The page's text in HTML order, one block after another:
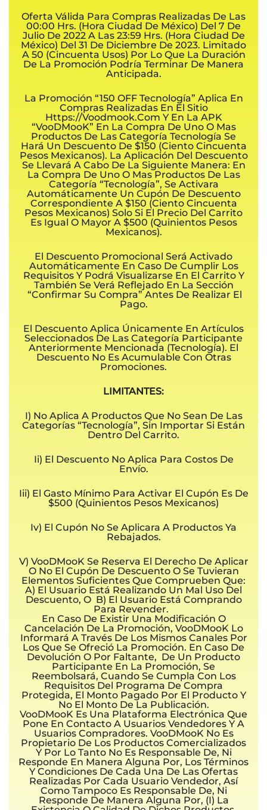
Oferta Válida Para Compras Realizadas De Las
00:00 Hrs. (hora Ciudad De México) Del 7 De
Julio De 2022 A Las 23:59 Hrs. (hora Ciudad De
México) Del 31 De Diciembre De 2023. Limitado
A 50 (Cincuenta Usos) Por Lo Que La Duración
De La Promoción Podría Terminar De Manera
Anticipada.
La Promoción “150 OFF Tecnología” Aplica En
Compras Realizadas En El Sitio
Https://voodmook.com Y En La APK
“VooDMooK” En La Compra De Uno O Mas
Productos De Las Categoría Tecnología Se
Hará Un Descuento De $150 (ciento Cincuenta
Pesos Mexicanos). La Aplicación Del Descuento
Se Llevará A Cabo De La Siguiente Manera: En
La Compra De Uno O Mas Productos De Las
Categoría “Tecnología”, Se Activara
Automáticamente Un Cupón De Descuento
Correspondiente A $150 (Ciento Cincuenta
Pesos Mexicanos) Solo Si El Precio Del Carrito
Es Igual O Mayor A $500 (quinientos Pesos
Mexicanos).
El Descuento Promocional Será Activado
Automáticamente En Caso De Cumplir Los
Requisitos Y Podrá Visualizarse En El Carrito Y
También Se Verá Reflejado En La Sección
“Confirmar Su Compra” Antes De Realizar El
Pago.
El Descuento Aplica Únicamente En Artículos
Seleccionados De Las Categoría Participante
Anteriormente Mencionada (Tecnología). El
Descuento No Es Acumulable Con Otras
Promociones.
LIMITANTES:
I) No Aplica A Productos Que No Sean De Las
Categorías “Tecnología”, Sin Importar Si Están
Dentro Del Carrito.
Ii) El Descuento No Aplica Para Costos De
Envío.
Iii) El Gasto Mínimo Para Activar El Cupón Es De
$500 (quinientos Pesos Mexicanos)
Iv) El Cupón No Se Aplicara A Productos Ya
Rebajados.
V) VooDMooK Se Reserva El Derecho De Aplicar
O No El Cupón De Descuento O Se Tuvieran
Elementos Suficientes Que Comprueben Que:
A) El Usuario Está Realizando Un Mal Uso Del
Descuento, O B) El Usuario Está Comprando
Para Revender.
En Caso De Existir Una Modificación O
Cancelación De La Promoción, VooDMooK Lo
Informará A Través De Los Mismos Canales Por
Los Que Se Ofreció La Promoción. En Caso De
Devolución O Por Faltante, De Un Producto
Participante En La Promoción, Se
Reembolsará, Cuando Se Cumpla Con Los
Requisitos Del Programa De Compra
Protegida, El Monto Pagado Por El Producto Y
No El Monto De La Publicación.
VooDMooK Es Una Plataforma Electrónica Que
Pone En Contacto A Usuarios Vendedores Y A
Usuarios Compradores. VooDMooK No Es
Propietario De Los Productos Comercializados
Y Por Lo Tanto No Es Responsable De, Ni
Responde En Manera Alguna Por, Los Términos
Y Condiciones De Cada Una De Las Ofertas
Realizadas Por Cada Usuario Vendedor, Así
Como Tampoco Es Responsable De, Ni
Responde De Manera Alguna Por, (i) La